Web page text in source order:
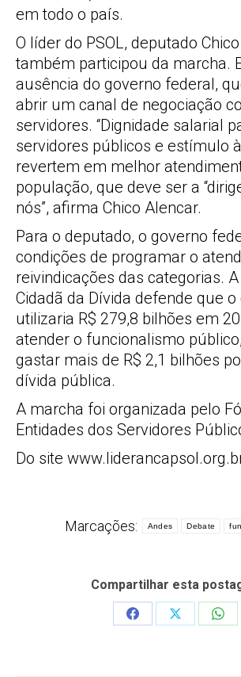
em todo o país.
O líder do PSOL, deputado
também participou da marcha.
ausência do governo federal,
abrir um canal de negociação
servidores. “Dignidade salarial
servidores públicos e estímulo
revertem em melhor
população, que deve ser a
nós”, afirma Chico Alencar.
Para o deputado, o governo
condições de programar o
reivindicações das categorias.
Cidadã da Dívida defende que o
utilizaria R$ 279,8 bilhões em
atender o funcionalismo
gastar mais de R$ 2,1 bilhões
dívida pública.
A marcha foi organizada pelo
Entidades dos Servidores
Do site
Marcações: Andes Debate
Compartilhar esta
Share
Share
Share